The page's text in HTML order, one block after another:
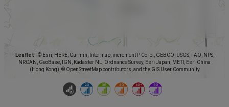
Leaflet
© Esri, HERE, Garmin, Intermap, increment P Corp., GEBCO, USGS, FAO, NPS,
NRCAN, GeoBase, IGN, Kadaster NL, Ordnance Survey, Esri Japan, METI, Esri China
(Hong Kong), © OpenStreetMap contributors, and the GIS User Community